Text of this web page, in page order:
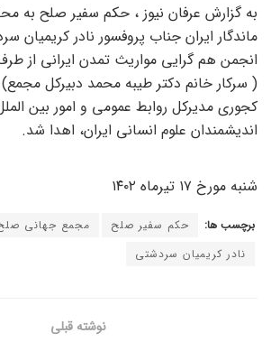
به گزارش عرفان نیوز ، حکم سفیر صلح به
ماندگار ایران جناب پروفسور نادر کریمیان
انجمن هم گرایی مواریث تمدن ایرانی از
( سرکار خانم دکتر طیبه محمد دبیرکل
کجوری مدیرکل روابط عمومی و امور بین
اندیشمندان علوم انسانی ایران، اهدا شد.
شنبه مورخ ۱۷ تیرماه ۱۴۰۲
برچسب ها: حکم سفیر صلح
مجمع جهانی
نادر کریمیان سردشتی
نوشته قبلی